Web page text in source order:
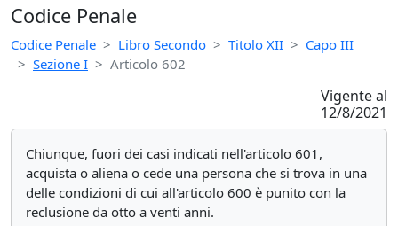
Codice Penale
Codice Penale Libro Secondo Titolo XII
Capo III
Sezione I
Articolo 602
Vigente al
12/8/2021
Chiunque, fuori dei casi indicati nell'articolo 601,
acquista o aliena o cede una persona che si trova in una
delle condizioni di cui all'articolo 600 è punito con la
reclusione da otto a venti anni.